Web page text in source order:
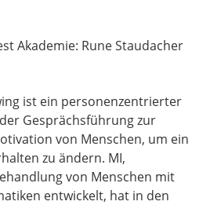
Akademie: Rune Staudacher
ist ein personenzentrierter
Gesprächsführung zur
von Menschen, um ein
zu ändern. MI,
von Menschen mit
entwickelt, hat in den